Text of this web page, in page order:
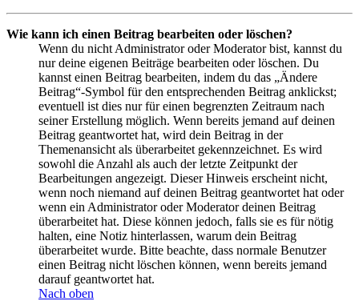
Wie kann ich einen Beitrag bearbeiten oder löschen?
Wenn du nicht Administrator oder Moderator bist, kannst du
nur deine eigenen Beiträge bearbeiten oder löschen. Du
kannst einen Beitrag bearbeiten, indem du das „Ändere
Beitrag“-Symbol für den entsprechenden Beitrag anklickst;
eventuell ist dies nur für einen begrenzten Zeitraum nach
seiner Erstellung möglich. Wenn bereits jemand auf deinen
Beitrag geantwortet hat, wird dein Beitrag in der
Themenansicht als überarbeitet gekennzeichnet. Es wird
sowohl die Anzahl als auch der letzte Zeitpunkt der
Bearbeitungen angezeigt. Dieser Hinweis erscheint nicht,
wenn noch niemand auf deinen Beitrag geantwortet hat oder
wenn ein Administrator oder Moderator deinen Beitrag
überarbeitet hat. Diese können jedoch, falls sie es für nötig
halten, eine Notiz hinterlassen, warum dein Beitrag
überarbeitet wurde. Bitte beachte, dass normale Benutzer
einen Beitrag nicht löschen können, wenn bereits jemand
darauf geantwortet hat.
Nach oben